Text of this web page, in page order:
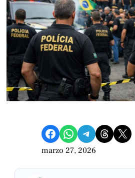
Compartir en Facebook Compartir en WhatsApp Compartir en Telegram Share on Threads Compartir en X
marzo 27, 2026